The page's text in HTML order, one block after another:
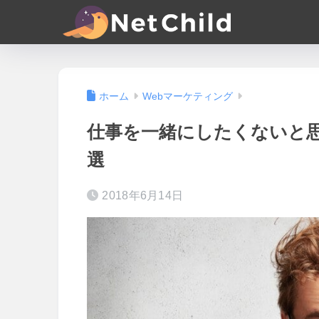
ホーム Webマーケティング
仕事を一緒にしたくないと
選
2018年6月14日